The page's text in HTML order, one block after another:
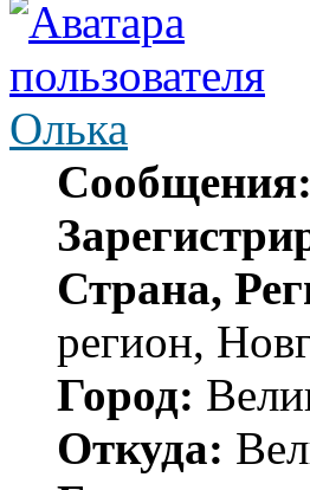
Олька
Сообщения:
Страна,
регион,
Город:
Откуда: